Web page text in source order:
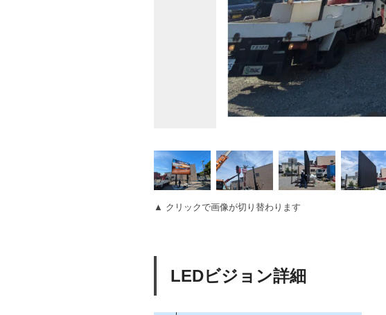
▲ クリックで画像が切り替わります
LEDビジョン詳細